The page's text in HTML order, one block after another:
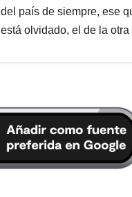
del país de siempre, ese
está olvidado, el de la otra